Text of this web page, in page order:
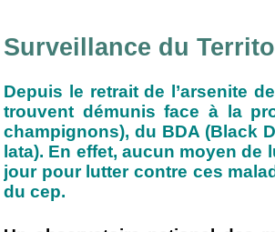
Surveillance du
Depuis le retrait de l’arsenite
trouvent démunis face à la
champignons), du BDA (Black
lata). En effet, aucun moyen de
jour pour lutter contre ces
du cep.